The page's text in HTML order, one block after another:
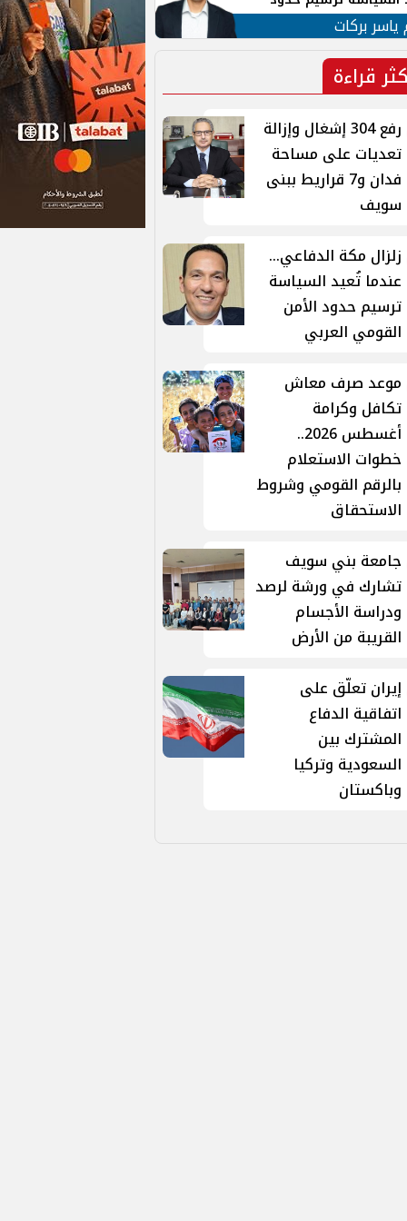
القومي العربي
ياسر بركات
قراءة
رفع 304 إشغال وإزالة
تعديات على مساحة
فدان و7 قراريط ببنى
سويف
زلزال مكة الدفاعي...
عندما تُعيد السياسة
ترسيم حدود الأمن
القومي العربي
موعد صرف معاش
تكافل وكرامة
أغسطس 2026..
خطوات الاستعلام
بالرقم القومي وشروط
الاستحقاق
جامعة بني سويف
تشارك في ورشة لرصد
ودراسة الأجسام
القريبة من الأرض
إيران تعلّق على
اتفاقية الدفاع
المشترك بين
السعودية وتركيا
وباكستان